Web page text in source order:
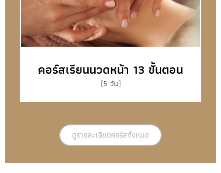
คอร์สเรียนนวดหน้า 13 ขั้นตอน
(5 วัน)
ดูรายละเอียดคอร์สทั้งหมด